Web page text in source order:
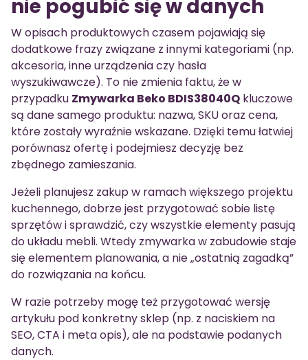
nie pogubić się w danych
W opisach produktowych czasem pojawiają się
dodatkowe frazy związane z innymi kategoriami (np.
akcesoria, inne urządzenia czy hasła
wyszukiwawcze). To nie zmienia faktu, że w
przypadku Zmywarka Beko BDIS38040Q kluczowe
są dane samego produktu: nazwa, SKU oraz cena,
które zostały wyraźnie wskazane. Dzięki temu łatwiej
porównasz ofertę i podejmiesz decyzję bez
zbędnego zamieszania.
Jeżeli planujesz zakup w ramach większego projektu
kuchennego, dobrze jest przygotować sobie listę
sprzętów i sprawdzić, czy wszystkie elementy pasują
do układu mebli. Wtedy zmywarka w zabudowie staje
się elementem planowania, a nie „ostatnią zagadką”
do rozwiązania na końcu.
W razie potrzeby mogę też przygotować wersję
artykułu pod konkretny sklep (np. z naciskiem na
SEO, CTA i meta opis), ale na podstawie podanych
danych.